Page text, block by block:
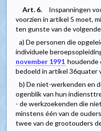
Art. 6.
Inspanningen
voorzien in artikel 5 moet,
ten gunste van de
a) De personen die
individuele
november 1991 houdende
bedoeld in artikel 36quater
b) De niet-werkenden en
ogenblik van hun
- de werkzoekenden die
minstens één van de
twee van de grootouders